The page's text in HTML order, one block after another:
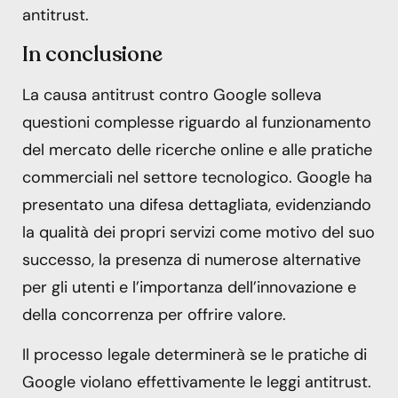
antitrust.
In conclusione
La causa antitrust contro Google solleva
questioni complesse riguardo al funzionamento
del mercato delle ricerche online e alle pratiche
commerciali nel settore tecnologico. Google ha
presentato una difesa dettagliata, evidenziando
la qualità dei propri servizi come motivo del suo
successo, la presenza di numerose alternative
per gli utenti e l’importanza dell’innovazione e
della concorrenza per offrire valore.
Il processo legale determinerà se le pratiche di
Google violano effettivamente le leggi antitrust.